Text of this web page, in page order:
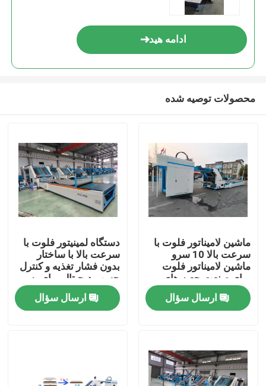
صفحه اصلی
نمایش واقعیت مجازی
ادامه هید
محصولات توصیه شده
ماشین لامیناتور فلوت با
سرعت بالا 10 سرو
ماشین لامیناتور فلوت
برای صنعت جعبه های
کارتونی
ارسال سؤال
دستگاه لمینیتور فلوت با
سرعت بالا با ساختار
بدون فشار تغذیه و کنترل
چسب دیجیتال برای به
حداقل رساندن آسیب و
ضایعات چسبارسال سؤال